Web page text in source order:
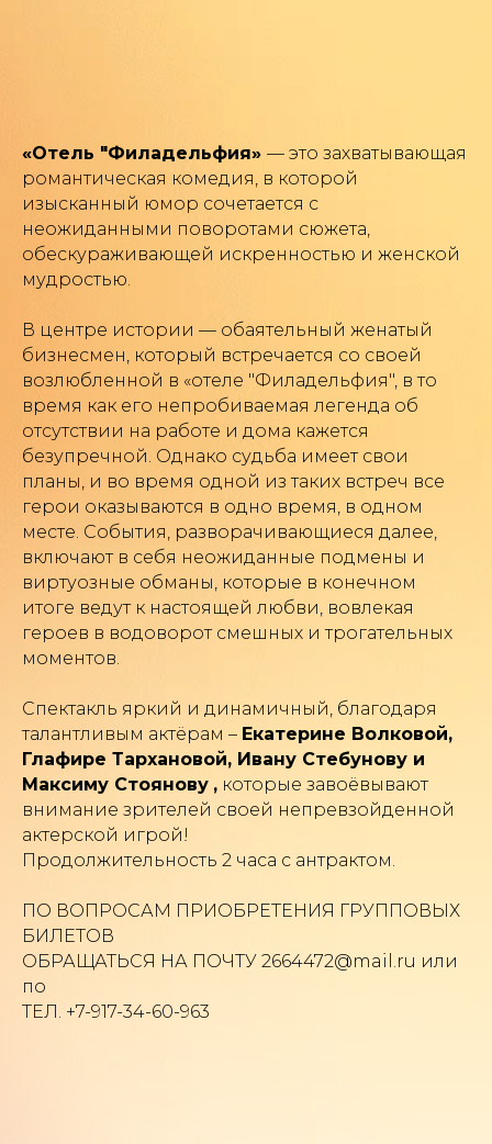
«Отель "Филадельфия» — это захватывающая
романтическая комедия, в которой
изысканный юмор сочетается с
неожиданными поворотами сюжета,
обескураживающей искренностью и женской
мудростью.
В центре истории — обаятельный женатый
бизнесмен, который встречается со своей
возлюбленной в «отеле "Филадельфия", в то
время как его непробиваемая легенда об
отсутствии на работе и дома кажется
безупречной. Однако судьба имеет свои
планы, и во время одной из таких встреч все
герои оказываются в одно время, в одном
месте. События, разворачивающиеся далее,
включают в себя неожиданные подмены и
виртуозные обманы, которые в конечном
итоге ведут к настоящей любви, вовлекая
героев в водоворот смешных и трогательных
моментов.
Спектакль яркий и динамичный, благодаря
талантливым актёрам – Екатерине Волковой,
Глафире Тархановой, Ивану Стебунову и
Максиму Стоянову , которые завоёвывают
внимание зрителей своей непревзойденной
актерской игрой!
Продолжительность 2 часа с антрактом.
ПО ВОПРОСАМ ПРИОБРЕТЕНИЯ ГРУППОВЫХ
БИЛЕТОВ
ОБРАЩАТЬСЯ НА ПОЧТУ 2664472@mail.ru или
по
ТЕЛ. +7-917-34-60-963
Политика конфиденциальности